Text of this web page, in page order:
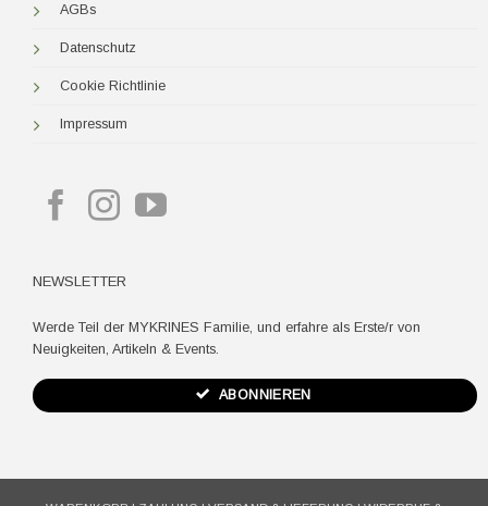
AGBs
Datenschutz
Cookie Richtlinie
Impressum
NEWSLETTER
Werde Teil der MYKRINES Familie, und erfahre als Erste/r von
Neuigkeiten, Artikeln & Events.
ABONNIEREN